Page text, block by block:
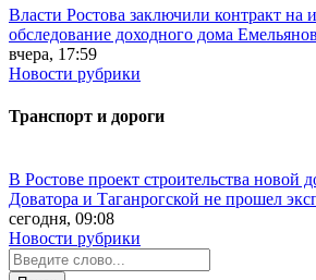
Власти Ростова заключили контракт на
обследование доходного дома
вчера, 17:59
Новости рубрики
Транспорт и дороги
В Ростове проект строительства новой
Доватора и Таганрогской не прошел
сегодня, 09:08
Новости рубрики